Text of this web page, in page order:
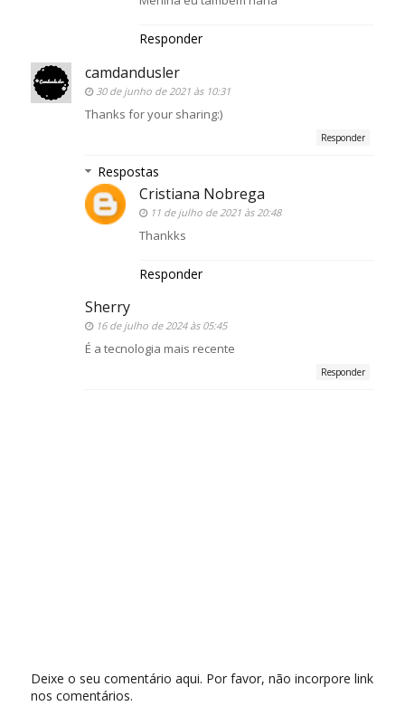
Responder
camdandusler
30 de junho de 2021 às 10:31
Thanks for your sharing:)
Responder
Respostas
Cristiana Nobrega
11 de julho de 2021 às 20:48
Thankks
Responder
Sherry
16 de julho de 2024 às 05:45
É a tecnologia mais recente
Responder
Deixe o seu comentário aqui. Por favor, não incorpore link
nos comentários.